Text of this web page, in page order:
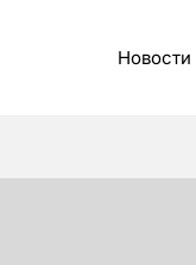
Новости